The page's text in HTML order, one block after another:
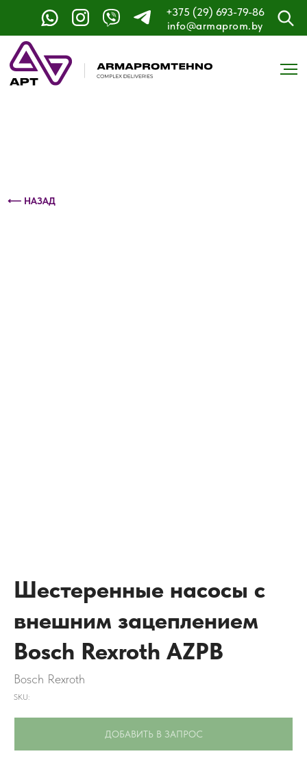
+375 (29) 693-79-86
info@armaprom.by
Контактный телефон: +375 (29) 693-79-86
⟵ НАЗАД
Шестеренные насосы с
внешним зацеплением
Bosch Rexroth AZPB
Bosch Rexroth
SKU:
ДОБАВИТЬ В ЗАПРОС